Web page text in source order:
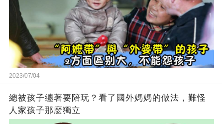
2023/07/04
總被孩子纏著要陪玩？看了國外媽媽的做法，難怪
人家孩子那麼獨立